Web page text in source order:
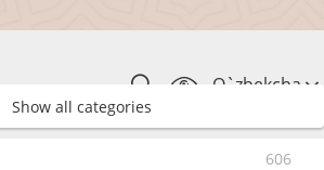
O`zbekcha
Show all categories
606